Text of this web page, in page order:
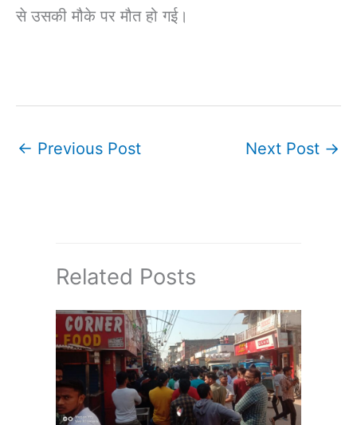
से उसकी मौके पर मौत हो गई।
← Previous Post Next Post →
Related Posts